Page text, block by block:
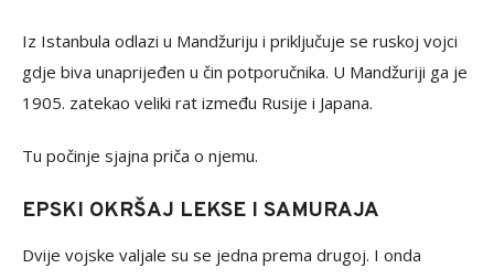
Iz Istanbula odlazi u Mandžuriju i priključuje se ruskoj vojci
gdje biva unaprijeđen u čin potporučnika. U Mandžuriji ga je
1905. zatekao veliki rat između Rusije i Japana.
Tu počinje sjajna priča o njemu.
EPSKI OKRŠAJ LEKSE I SAMURAJA
Dvije vojske valjale su se jedna prema drugoj. I onda